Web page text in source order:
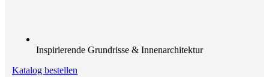
Inspirierende Grundrisse & Innenarchitektur
Katalog bestellen